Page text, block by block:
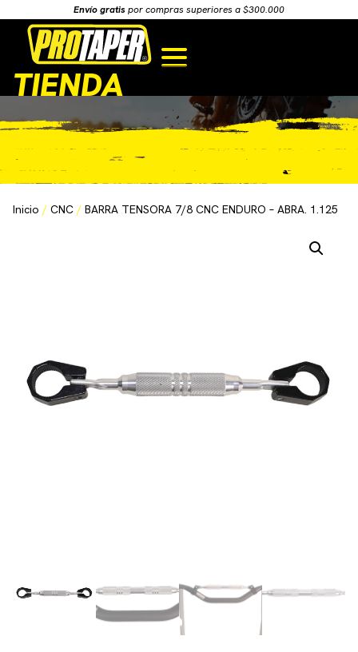
Envío gratis por compras superiores a $300.000
TIENDA
Inicio / CNC / BARRA TENSORA 7/8 CNC ENDURO – ABRA. 1.125